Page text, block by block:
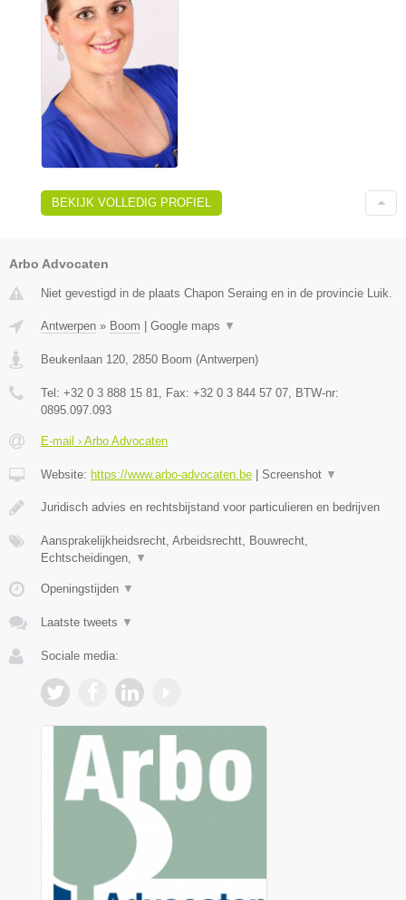
BEKIJK VOLLEDIG PROFIEL
Arbo Advocaten
Niet gevestigd in de plaats Chapon Seraing en in de provincie Luik.
Antwerpen » Boom | Google maps ▼
Beukenlaan 120 2850 Boom (Antwerpen)
Tel: +32 0 3 888 15 81 , Fax: +32 0 3 844 57 07 , BTW-nr:
0895.097.093
E-mail › Arbo Advocaten
Website: https://www.arbo-advocaten.be | Screenshot ▼
Juridisch advies en rechtsbijstand voor particulieren en bedrijven
Aansprakelijkheidsrecht, Arbeidsrechtt, Bouwrecht,
Echtscheidingen,
▼
Openingstijden ▼
Laatste tweets ▼
Sociale media: